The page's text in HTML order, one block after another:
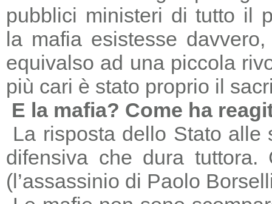
pubblici ministeri di tutto il
la mafia esistesse
equivalso ad una piccola
più cari è stato proprio il
E la mafia? Come ha
La risposta dello Stato alle
difensiva che dura
(l’assassinio di Paolo